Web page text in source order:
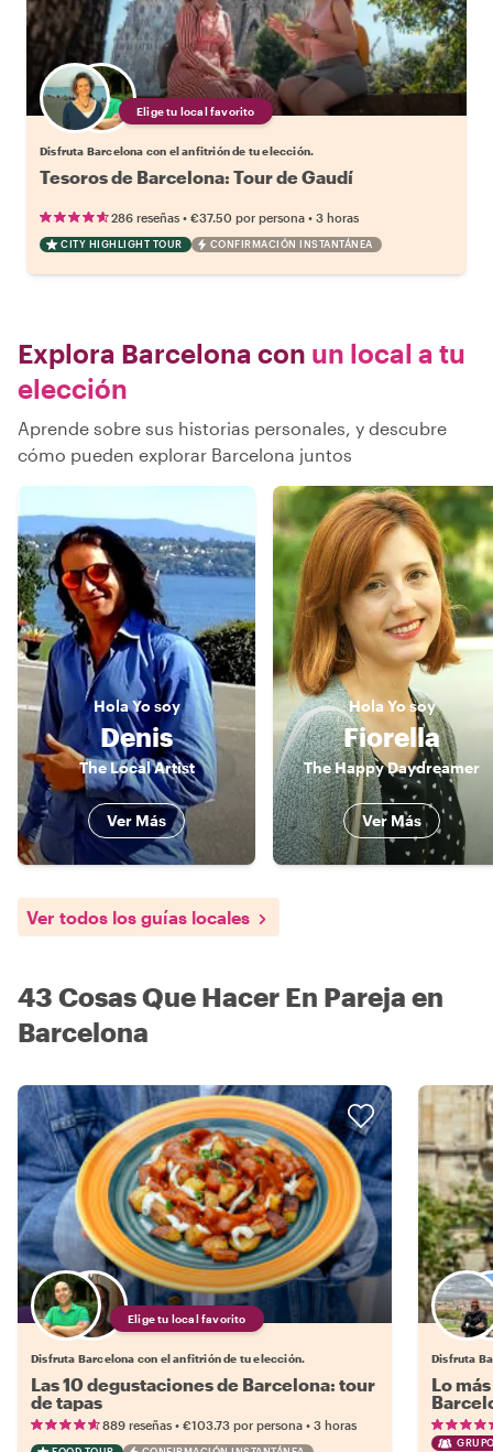
Elige tu local favorito
Disfruta Barcelona con el anfitrión de tu elección.
Tesoros de Barcelona: Tour de Gaudí
286 reseñas • €37.50 por persona • 3 horas
CITY HIGHLIGHT TOUR CONFIRMACIÓN INSTANTÁNEA
Explora Barcelona con un local a tu
elección
Aprende sobre sus historias personales, y descubre
cómo pueden explorar Barcelona juntos
Hola Yo soy
Denis
The Local Artist
Ver Más
Hola Yo soy
Fiorella
The Happy Daydreamer
Ver Más
Ver todos los guías locales
43 Cosas Que Hacer En Pareja en
Barcelona
Elige tu local favorito
Disfruta Barcelona con el anfitrión de tu elección.
Las 10 degustaciones de Barcelona: tour
de tapas
889 reseñas • €103.73 por persona • 3 horas
Disfruta
Lo